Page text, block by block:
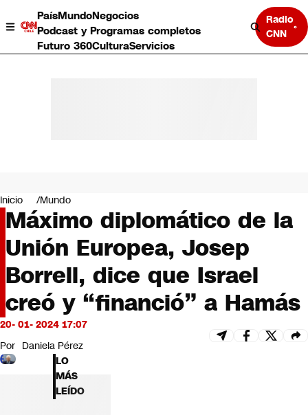
PaísMundoNegocios
Podcast y Programas completos
Futuro 360CulturaServicios
Radio
CNN
Negocios
Deportes
Programas completos
Cultura
Servicios
Bits
CNN Data
CNN tiempo
Futuro 360
Inicio Mundo
Máximo diplomático de la
Unión Europea, Josep
Borrell, dice que Israel
creó y “financió” a Hamás
20- 01- 2024 17:07
Por Daniela Pérez
LO
MÁS
LEÍDO